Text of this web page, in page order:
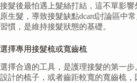
接髮後最怕遇上髮絲打結，這不單影
原生髮，導致接髮缺點dcard討論區中
習慣，是維持接髮狀態的基礎。
選擇專用接髮梳或寬齒梳
選擇合適的工具，是護理接髮的第一
設計的梳子，或者齒距較寬的寬齒梳